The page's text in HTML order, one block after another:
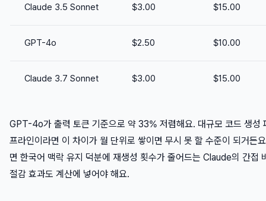
Claude 3.5 Sonnet $3.00 $15.00
GPT-4o $2.50 $10.00
Claude 3.7 Sonnet $3.00 $15.00
GPT-4o가 출력 토큰 기준으로 약 33% 저렴해요. 대규모 코드 생성
프라인이라면 이 차이가 월 단위로 쌓이면 무시 못 할 수준이 되거든
면 한국어 맥락 유지 덕분에 재생성 횟수가 줄어드는 Claude의 간접
절감 효과도 계산에 넣어야 해요.